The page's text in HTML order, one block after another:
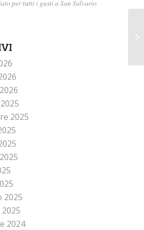
per tutti i gusti a San Salvario
2025
2025
2024